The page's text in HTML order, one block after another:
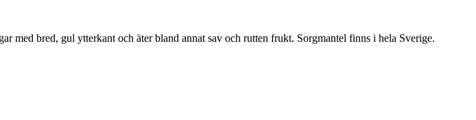
med bred, gul ytterkant och äter bland annat sav och rutten frukt. Sorgmantel finns i hela Sverige.